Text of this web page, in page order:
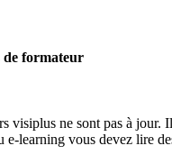
de formateur
visiplus ne sont pas à jour.
e-learning vous devez lire